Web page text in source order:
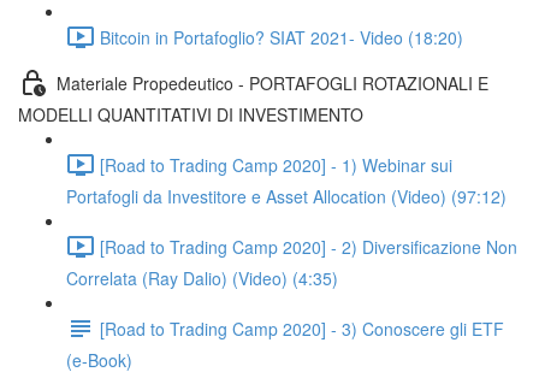
Bitcoin in Portafoglio? SIAT 2021- Video (18:20)
Materiale Propedeutico - PORTAFOGLI ROTAZIONALI E
MODELLI QUANTITATIVI DI INVESTIMENTO
[Road to Trading Camp 2020] - 1) Webinar sui
Portafogli da Investitore e Asset Allocation (Video) (97:12)
[Road to Trading Camp 2020] - 2) Diversificazione Non
Correlata (Ray Dalio) (Video) (4:35)
[Road to Trading Camp 2020] - 3) Conoscere gli ETF
(e-Book)